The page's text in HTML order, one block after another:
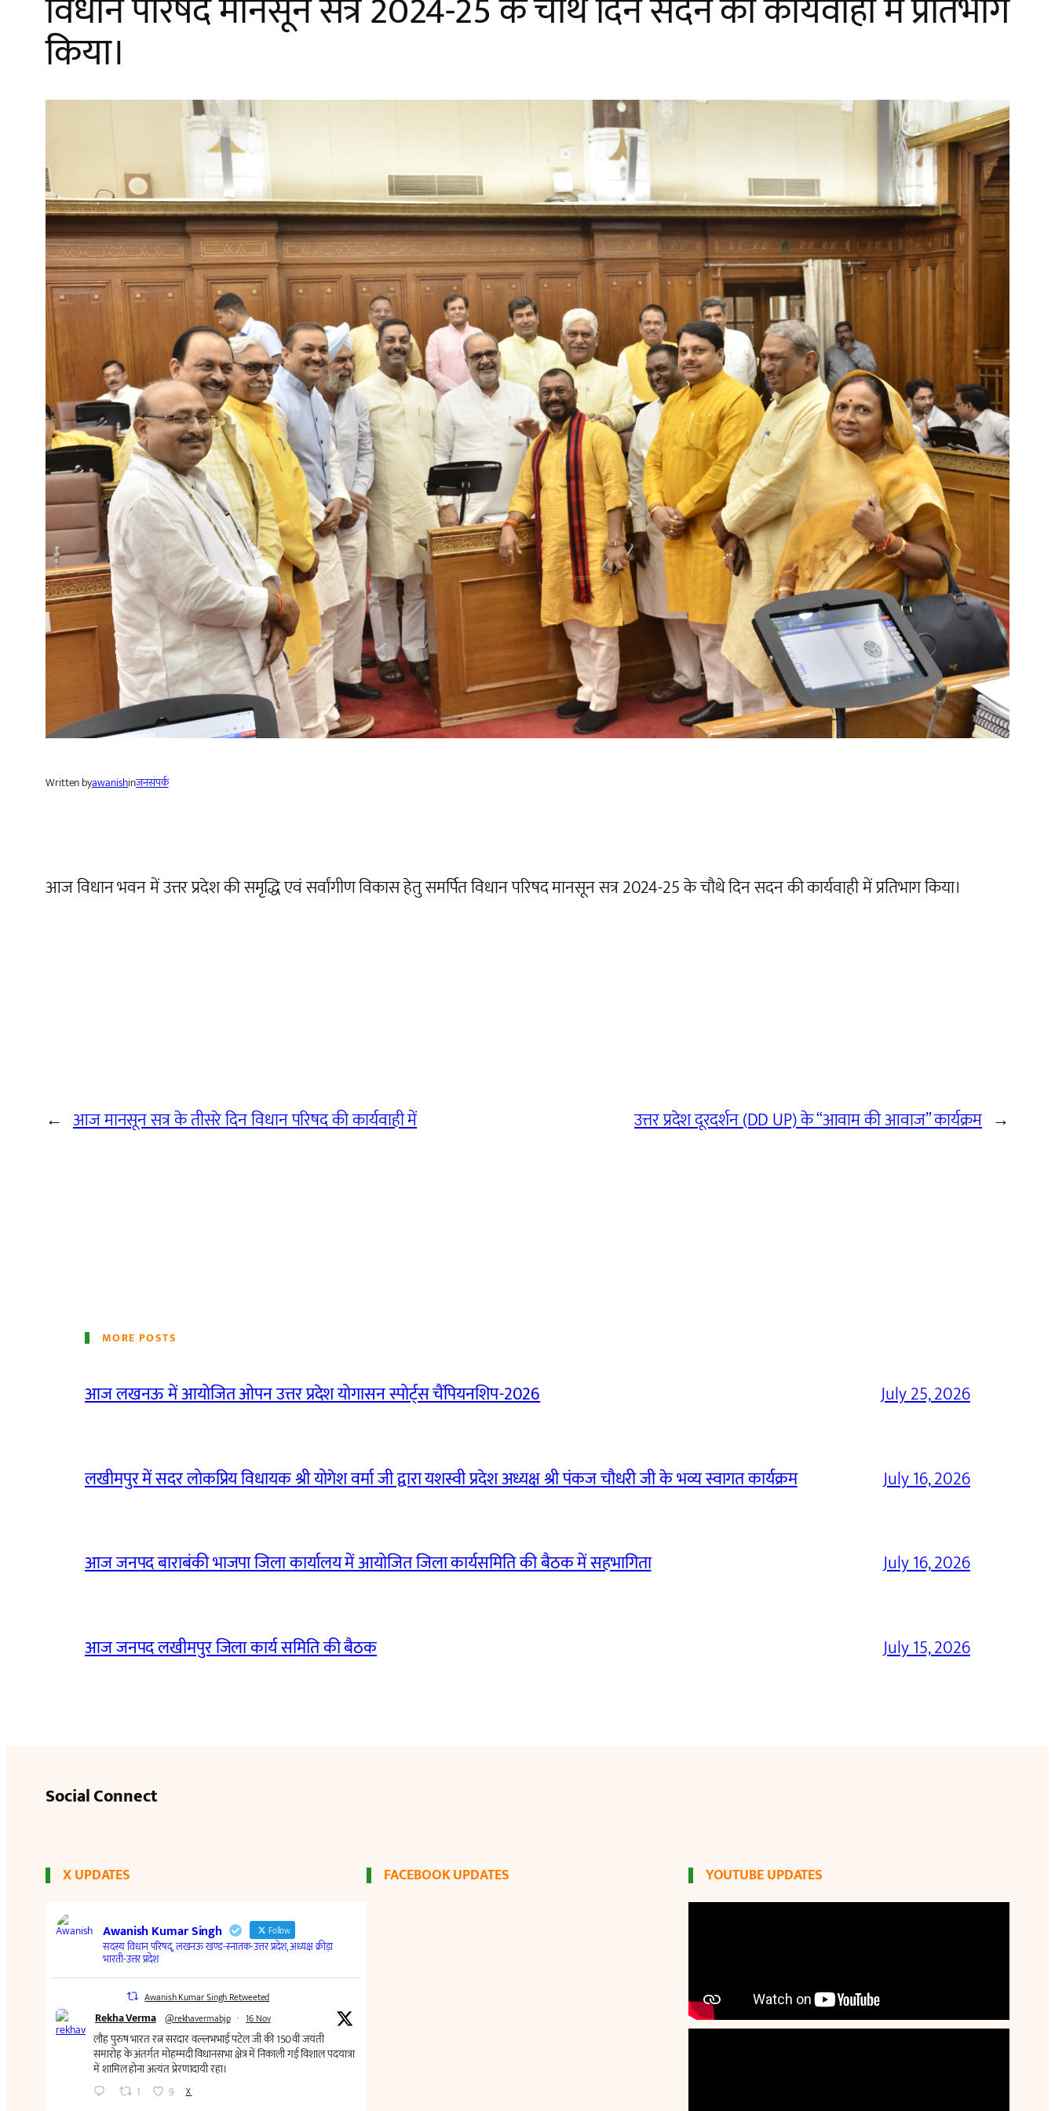
किया।
Written byawanishinजनसंपर्क
आज विधान भवन में उत्तर प्रदेश की समृद्धि एवं सर्वांगीण विकास हेतु समर्पित विधान परिषद मानसून सत्र 2024-25 के चौथे दिन सदन की कार्यवाही में प्रतिभाग किया।
← आज मानसून सत्र के तीसरे दिन विधान परिषद की कार्यवाही में उत्तर प्रदेश दूरदर्शन (DD UP) के “आवाम की आवाज” कार्यक्रम →
MORE POSTS
आज लखनऊ में आयोजित ओपन उत्तर प्रदेश योगासन स्पोर्ट्स चैंपियनशिप-2026 July 25, 2026
लखीमपुर में सदर लोकप्रिय विधायक श्री योगेश वर्मा जी द्वारा यशस्वी प्रदेश अध्यक्ष श्री पंकज चौधरी जी के भव्य स्वागत कार्यक्रम July 16, 2026
आज जनपद बाराबंकी भाजपा जिला कार्यालय में आयोजित जिला कार्यसमिति की बैठक में सहभागिता July 16, 2026
आज जनपद लखीमपुर जिला कार्य समिति की बैठक July 15, 2026
Social Connect
X UPDATES FACEBOOK UPDATES YOUTUBE UPDATES